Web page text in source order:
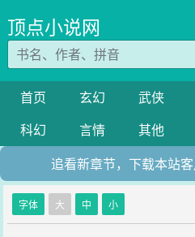
顶点小说网
首页 玄幻 武侠
科幻
言情 其他
追看新章节，下载本站
字体 大 中 小